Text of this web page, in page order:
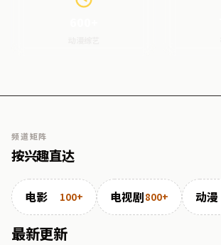
频道矩阵
按兴趣直达
电影 100+ 电视剧800+ 动漫
最新更新